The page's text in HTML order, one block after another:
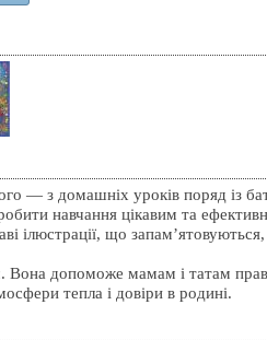
— з домашніх уроків поряд із
навчання цікавим та
що запам’ятовуються,
допоможе мамам і татам
тепла і довіри в родині.